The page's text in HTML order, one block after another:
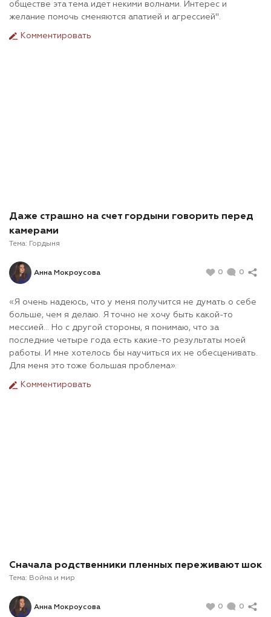
обществе эта тема идет некими волнами. Интерес и
желание помочь сменяются апатией и агрессией".
Комментировать
Даже страшно на счет гордыни говорить перед
камерами
Тема: Гордыня
Анна Мокроусова 0 0
«Я очень надеюсь, что у меня получится не думать о себе
больше, чем я делаю. Я точно не хочу быть какой-то
мессией... Но с другой стороны, я понимаю, что за
последние четыре года есть какие-то результаты моей
работы. И мне хотелось бы научиться их не обесценивать.
Для меня это тоже большая проблема».
Комментировать
Сначала родственники пленных переживают шок
Тема: Война и мир
Анна Мокроусова 0 0